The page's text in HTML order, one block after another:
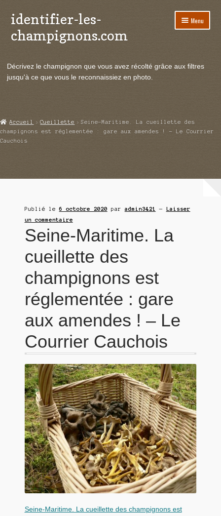
Aller
à
la
Aller
au
contenu
identifier-les-
champignons.com
Menu
le
Actualités
enfant
Echanges et contacts
le
Mycologie
Décrivez le champignon que vous avez récolté grâce aux filtres
jusqu'à ce que vous le reconnaissiez en photo.
Accueil Cueillette
Seine-Maritime. La cueillette des
champignons est réglementée : gare aux amendes ! – Le Courrier
Cauchois
Publié le6 octobre 2020 paradmin3421 — Laisser
un commentaire
Seine-Maritime. La
cueillette des
champignons est
réglementée : gare
aux amendes ! – Le
Courrier Cauchois
Seine-Maritime. La cueillette des champignons est